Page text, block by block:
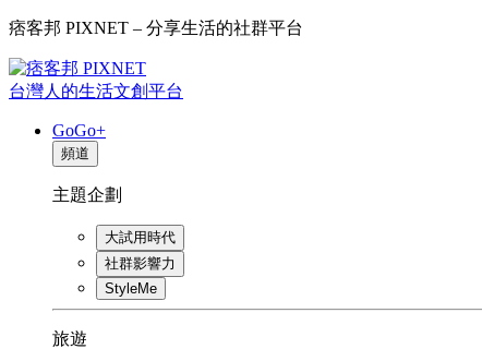
痞客邦 PIXNET – 分享生活的社群平台
台灣人的生活文創平台
GoGo+
頻道
主題企劃
大試用時代
社群影響力
StyleMe
旅遊